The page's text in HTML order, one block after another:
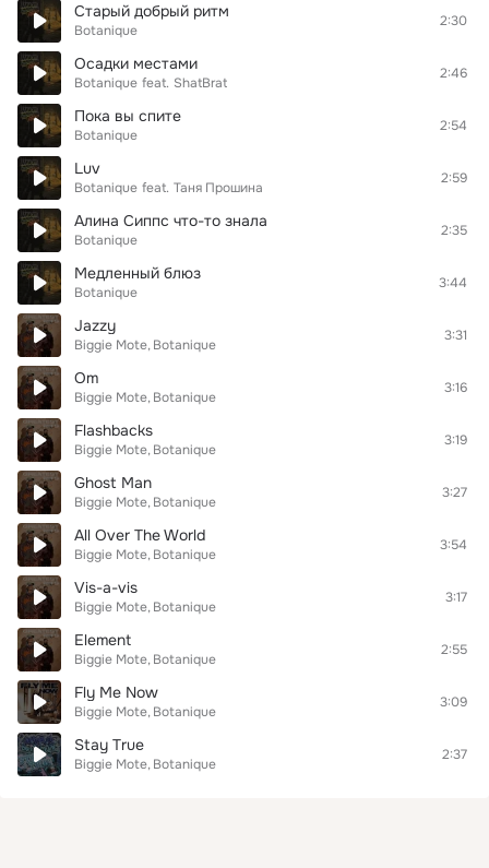
Старый добрый ритм
Botanique
2:30
Осадки местами
Botanique feat. ShatBrat
2:46
Пока вы спите
Botanique
2:54
Luv
Botanique feat. Таня Прошина
2:59
Алина Сиппс что-то знала
Botanique
2:35
Медленный блюз
Botanique
3:44
Jazzy
Biggie Mote Botanique
3:31
Om
Biggie Mote Botanique
3:16
Flashbacks
Biggie Mote Botanique
3:19
Ghost Man
Biggie Mote Botanique
3:27
All Over The World
Biggie Mote Botanique
3:54
Vis-a-vis
Biggie Mote Botanique
3:17
Element
Biggie Mote Botanique
2:55
Fly Me Now
Biggie Mote Botanique
3:09
Stay True
Biggie Mote Botanique
2:37